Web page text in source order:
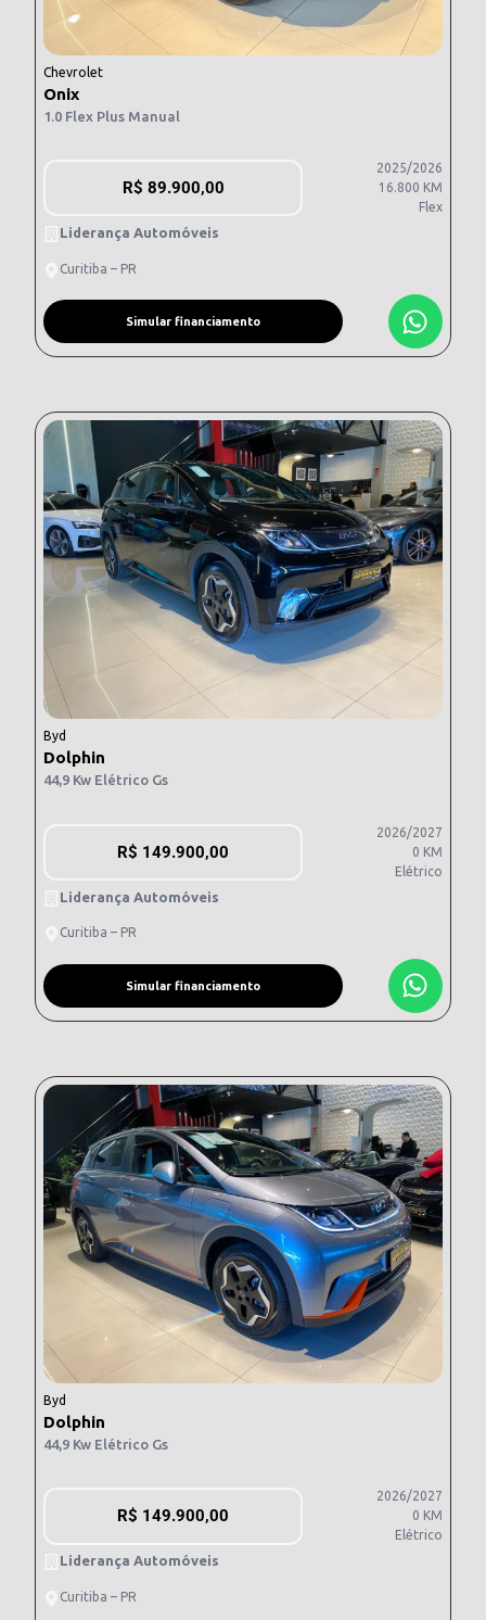
Chevrolet
Onix
1.0 Flex Plus Manual
R$ 89.900,00
2025/2026
16.800 KM
Flex
Liderança Automóveis
Curitiba – PR
Simular financiamento
Byd
Dolphin
44,9 Kw Elétrico Gs
R$ 149.900,00
2026/2027
0 KM
Elétrico
Liderança Automóveis
Curitiba – PR
Simular financiamento
Byd
Dolphin
44,9 Kw Elétrico Gs
R$ 149.900,00
2026/2027
0 KM
Elétrico
Liderança Automóveis
Curitiba – PR